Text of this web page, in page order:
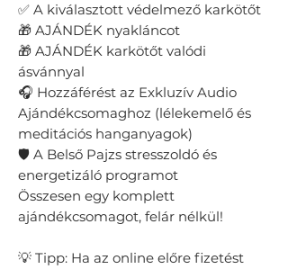
✅ A kiválasztott védelmező karkötőt
🎁 AJÁNDÉK nyakláncot
🎁 AJÁNDÉK karkötőt valódi
ásvánnyal
🎧 Hozzáférést az Exkluzív Audio
Ajándékcsomaghoz (lélekemelő és
meditációs hanganyagok)
🛡️ A Belső Pajzs stresszoldó és
energetizáló programot
Összesen egy komplett
ajándékcsomagot, felár nélkül!
💡 Tipp: Ha az online előre fizetést